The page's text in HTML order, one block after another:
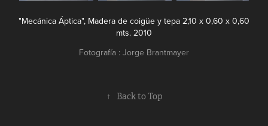
"Mecánica Áptica", Madera de coigüe y tepa 2,10 x 0,60 x 0,60
mts. 2010
Fotografía : Jorge Brantmayer
↑ Back to Top